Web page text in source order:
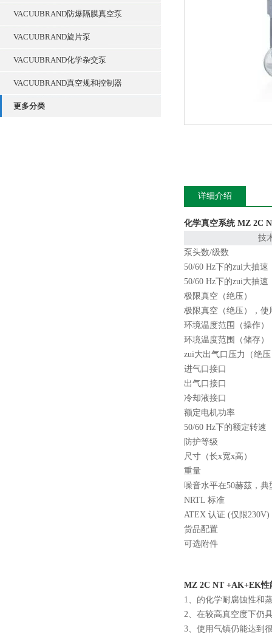
VACUUBRAND防爆隔膜真空泵
VACUUBRAND旋片泵
VACUUBRAND化学杂交泵
VACUUBRAND真空规和控制器
更多分类
详细介绍
化学真空系统 MZ 2C
技
泵头数/级数
50/60 Hz下的zui大抽速
50/60 Hz下的zui大抽速
极限真空（绝压）
极限真空（绝压），使
环境温度范围（操作）
环境温度范围（储存）
zui大出气口压力（绝
进气口接口
出气口接口
冷却液接口
额定电机功率
50/60 Hz下的额定转速
防护等级
尺寸（长x宽x高）
重量
噪音水平在50赫茲，典
NRTL 标准
ATEX 认证 (仅限230V)
货品配置
可选附件
MZ 2C NT +AK+EK性
1、的化学耐腐蚀性和
2、在较高真空度下仍
3、使用气镇仍能达到